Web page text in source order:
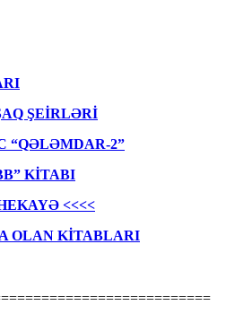
ŞEİRLƏRİ
“QƏLƏMDAR-2”
KİTABI
<<<<
OLAN KİTABLARI